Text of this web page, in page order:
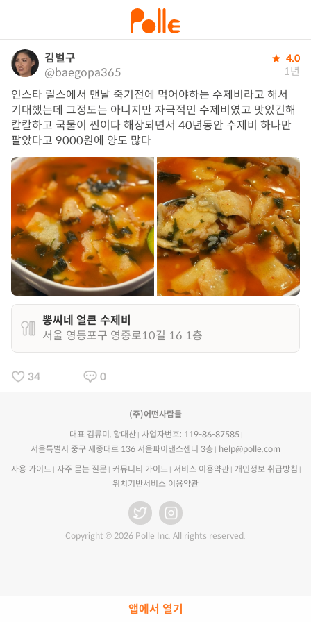
앱에서 열기
김벌구
@baegopa365
4.0
1년
인스타 릴스에서 맨날 죽기전에 먹어야하는 수제비라고 해서
기대했는데 그정도는 아니지만 자극적인 수제비였고 맛있긴해
칼칼하고 국물이 찐이다 해장되면서 40년동안 수제비 하나만
팔았다고 9000원에 양도 많다
뽕씨네 얼큰 수제비
서울 영등포구 영중로10길 16 1층
34 0
(주)어떤사람들
대표 김류미, 황대산
사업자번호: 119-86-87585
서울특별시 중구 세종대로 136 서울파이낸스센터 3층
help@polle.com
사용 가이드 자주 묻는 질문 커뮤니티 가이드 서비스 이용약관
개인정보 취급방침
위치기반서비스 이용약관
Copyright © 2026 Polle Inc. All rights reserved.